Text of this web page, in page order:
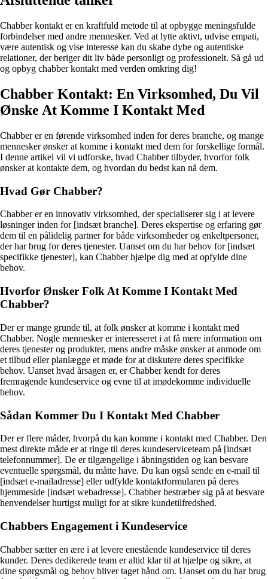
Chabber kontakt er en kraftfuld metode til at opbygge meningsfulde
forbindelser med andre mennesker. Ved at lytte aktivt, udvise empati,
være autentisk og vise interesse kan du skabe dybe og autentiske
relationer, der beriger dit liv både personligt og professionelt. Så gå ud
og opbyg chabber kontakt med verden omkring dig!
Chabber Kontakt: En Virksomhed, Du Vil
Ønske At Komme I Kontakt Med
Chabber er en førende virksomhed inden for deres branche, og mange
mennesker ønsker at komme i kontakt med dem for forskellige formål.
I denne artikel vil vi udforske, hvad Chabber tilbyder, hvorfor folk
ønsker at kontakte dem, og hvordan du bedst kan nå dem.
Hvad Gør Chabber?
Chabber er en innovativ virksomhed, der specialiserer sig i at levere
løsninger inden for [indsæt branche]. Deres ekspertise og erfaring gør
dem til en pålidelig partner for både virksomheder og enkeltpersoner,
der har brug for deres tjenester. Uanset om du har behov for [indsæt
specifikke tjenester], kan Chabber hjælpe dig med at opfylde dine
behov.
Hvorfor Ønsker Folk At Komme I Kontakt Med
Chabber?
Der er mange grunde til, at folk ønsker at komme i kontakt med
Chabber. Nogle mennesker er interesseret i at få mere information om
deres tjenester og produkter, mens andre måske ønsker at anmode om
et tilbud eller planlægge et møde for at diskutere deres specifikke
behov. Uanset hvad årsagen er, er Chabber kendt for deres
fremragende kundeservice og evne til at imødekomme individuelle
behov.
Sådan Kommer Du I Kontakt Med Chabber
Der er flere måder, hvorpå du kan komme i kontakt med Chabber. Den
mest direkte måde er at ringe til deres kundeserviceteam på [indsæt
telefonnummer]. De er tilgængelige i åbningstiden og kan besvare
eventuelle spørgsmål, du måtte have. Du kan også sende en e-mail til
[indsæt e-mailadresse] eller udfylde kontaktformularen på deres
hjemmeside [indsæt webadresse]. Chabber bestræber sig på at besvare
henvendelser hurtigst muligt for at sikre kundetilfredshed.
Chabbers Engagement i Kundeservice
Chabber sætter en ære i at levere enestående kundeservice til deres
kunder. Deres dedikerede team er altid klar til at hjælpe og sikre, at
dine spørgsmål og behov bliver taget hånd om. Uanset om du har brug